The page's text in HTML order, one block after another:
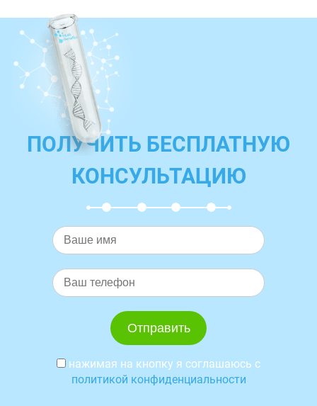
ПОЛУЧИТЬ БЕСПЛАТНУЮ
КОНСУЛЬТАЦИЮ
нажимая на кнопку я соглашаюсь с
политикой конфиденциальности